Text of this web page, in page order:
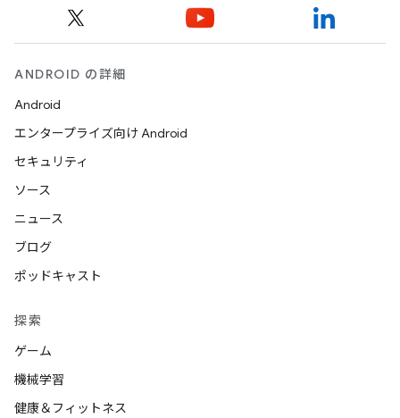
ANDROID の詳細
Android
エンタープライズ向け Android
セキュリティ
ソース
ニュース
ブログ
ポッドキャスト
探索
ゲーム
機械学習
健康＆フィットネス